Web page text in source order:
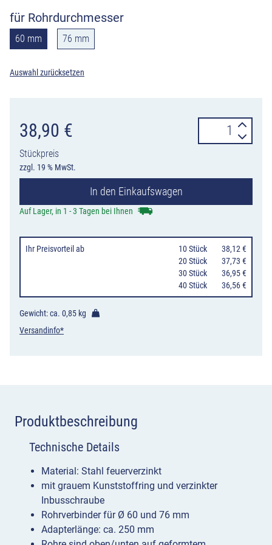
für Rohrdurchmesser
60 mm 76 mm
Auswahl zurücksetzen
38,90 €
Stückpreis
zzgl. 19 % MwSt.
Rohrverbinder
Rohrfix
Verschrauben
60
und
76
mm,
In den Einkaufswagen
Auf Lager, in 1 - 3 Tagen bei Ihnen
Ihr Preisvorteil ab 10 Stück
38,12 €
20 Stück
37,73 €
30 Stück
36,95 €
40 Stück
36,56 €
Gewicht: ca. 0,85 kg
Versandinfo*
Produktbeschreibung
Technische Details
Material: Stahl feuerverzinkt
mit grauem Kunststoffring und verzinkter
Inbusschraube
Rohrverbinder für Ø 60 und 76 mm
Adapterlänge: ca. 250 mm